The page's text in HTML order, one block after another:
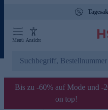
Menü Ansicht
Bis zu -60% auf Mode und -
on top!